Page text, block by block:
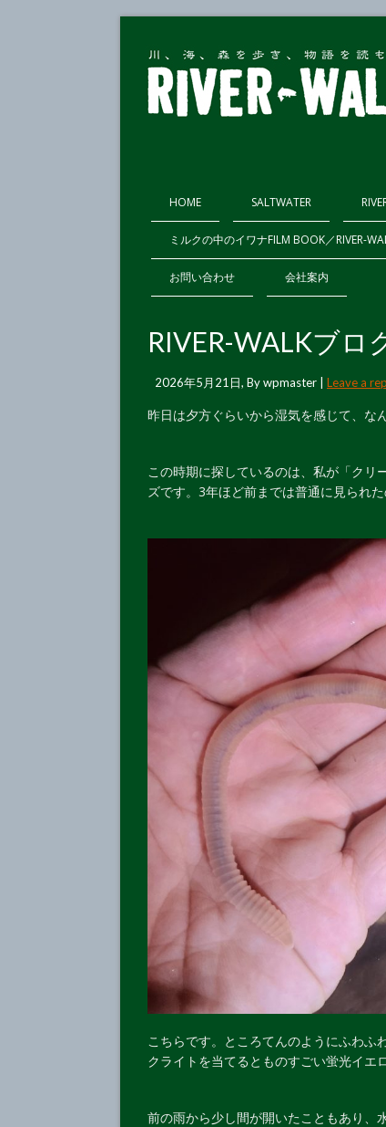
HOME SALTWATER
ミルクの中のイワナFILM BOOK／RIVER-
お問い合わせ 会社案内
RIVER-WALKブロ
2026年5月21日, Bywpmaster Leave a
昨日は夕方ぐらいから湿気を感じて、な
この時期に探しているのは、私が「クリ
ズです。3年ほど前までは普通に見られ
こちらです。ところてんのようにふわふ
クライトを当てるとものすごい蛍光イエ
前の雨から少し間が開いたこともあり、